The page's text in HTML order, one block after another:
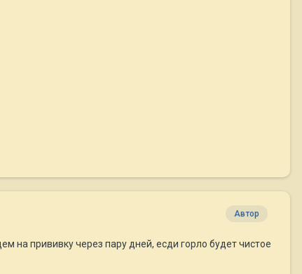
Автор
на прививку через пару дней, есди горло будет чистое